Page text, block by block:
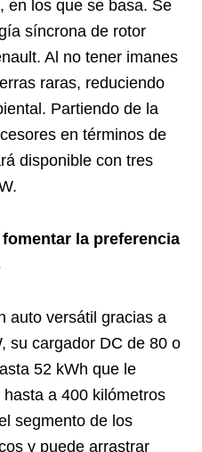
en los que se basa. Se
síncrona de rotor
Al no tener imanes
raras, reduciendo
Partiendo de la
en términos de
disponible con tres
la preferencia
auto versátil gracias a
su cargador DC de 80 o
52 kWh que le
a 400 kilómetros
segmento de los
y puede arrastrar